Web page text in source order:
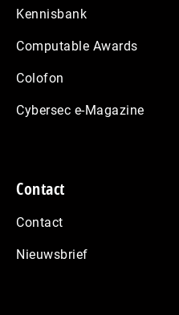
Kennisbank
Computable Awards
Colofon
Cybersec e-Magazine
Contact
Contact
Nieuwsbrief